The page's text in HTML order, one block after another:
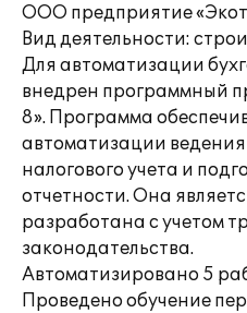
ООО предприятие
Вид деятельности:
Для автоматизации
внедрен программный
8». Программа
автоматизации ведения
налогового учета и
отчетности. Она
разработана с учетом
законодательства.
Автоматизировано 5
Проведено обучение